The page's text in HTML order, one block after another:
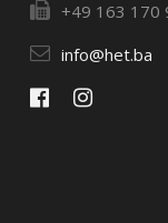
+49 163 170
info@het.ba